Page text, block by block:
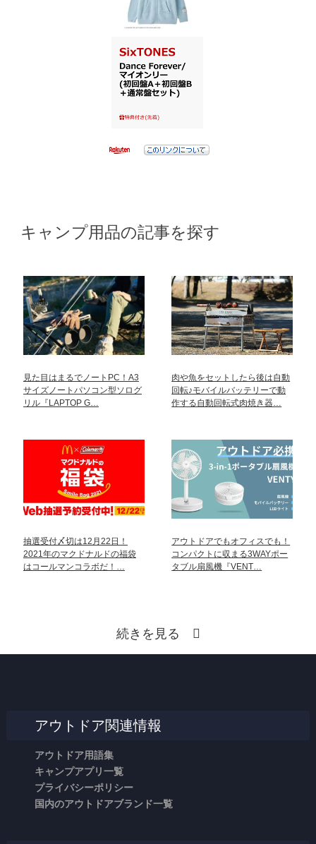
キャンプ用品の記事を探す
見た目はまるでノートPC！A3
サイズノートパソコン型ソログ
リル『LAPTOP G…
肉や魚をセットしたら後は自動
回転♪モバイルバッテリーで動
作する自動回転式肉焼き器…
抽選受付〆切は12月22日！
2021年のマクドナルドの福袋
はコールマンコラボだ！…
アウトドアでもオフィスでも！
コンパクトに収まる3WAYポー
タブル扇風機『VENT…
続きを見る
アウトドア関連情報
アウトドア用語集
キャンプアプリ一覧
プライバシーポリシー
国内のアウトドアブランド一覧